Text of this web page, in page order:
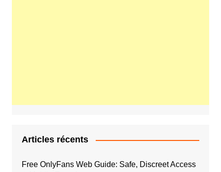
Articles récents
Free OnlyFans Web Guide: Safe, Discreet Access